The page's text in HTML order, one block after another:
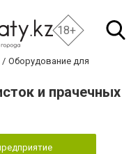
18+
Оборудование для
и прачечных